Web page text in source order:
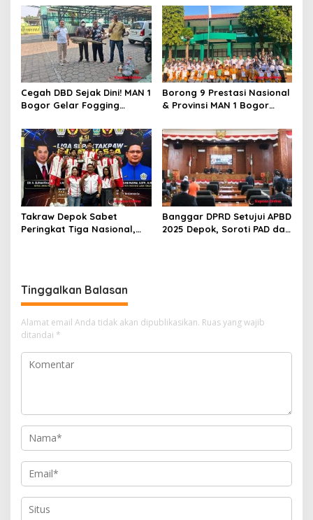
Ditemukan
Pembunuhan
Cegah DBD Sejak Dini! MAN 1
Bogor Gelar Fogging
Belajar yang Aman
Borong 9 Prestasi Nasional
& Provinsi MAN 1 Bogor
2026/2027 degan Gemilang
Takraw Depok Sabet
Peringkat Tiga Nasional,
Banggar DPRD Setujui APBD
2025 Depok, Soroti PAD dan
Tinggalkan Balasan
Alamat email Anda tidak akan dipublikasikan. Ruas yang wajib
ditandai *